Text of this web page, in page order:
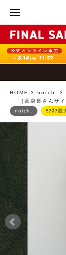
HOME
notch.
［高身長さんサ
notch. ﾓｱｵﾌ最